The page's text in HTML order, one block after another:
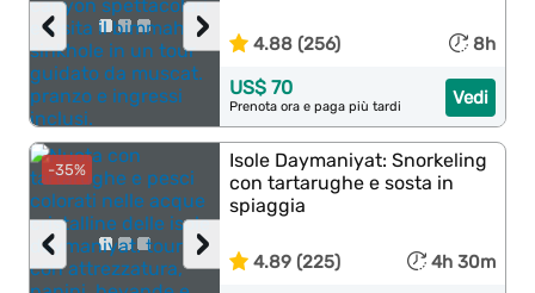
›
‹ 4.88 (256) 8h
Vedi
US$ 70
Prenota ora e paga più tardi
-35%
›
‹
Isole Daymaniyat: Snorkeling
con tartarughe e sosta in
spiaggia
4.89 (225) 4h 30m